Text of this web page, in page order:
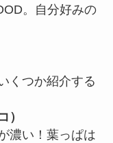
。自分好みの
くつか紹介する
）
濃い！葉っぱは